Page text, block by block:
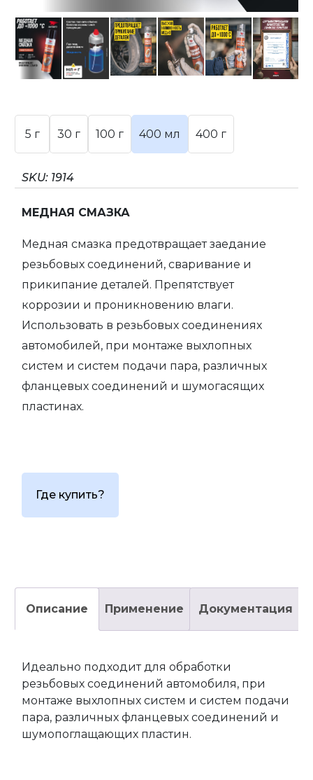
5 г 30 г 100 г 400 мл 400 г
SKU: 1914
МЕДНАЯ СМАЗКА
Медная смазка предотвращает заедание
резьбовых соединений, сваривание и
прикипание деталей. Препятствует
коррозии и проникновению влаги.
Использовать в резьбовых соединениях
автомобилей, при монтаже выхлопных
систем и систем подачи пара, различных
фланцевых соединений и шумогасящих
пластинах.
Где купить?
Описание Применение Документация
Идеально подходит для обработки
резьбовых соединений автомобиля, при
монтаже выхлопных систем и систем подачи
пара, различных фланцевых соединений и
шумопоглащающих пластин.